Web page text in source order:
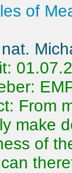
of
nat.
From
make
of